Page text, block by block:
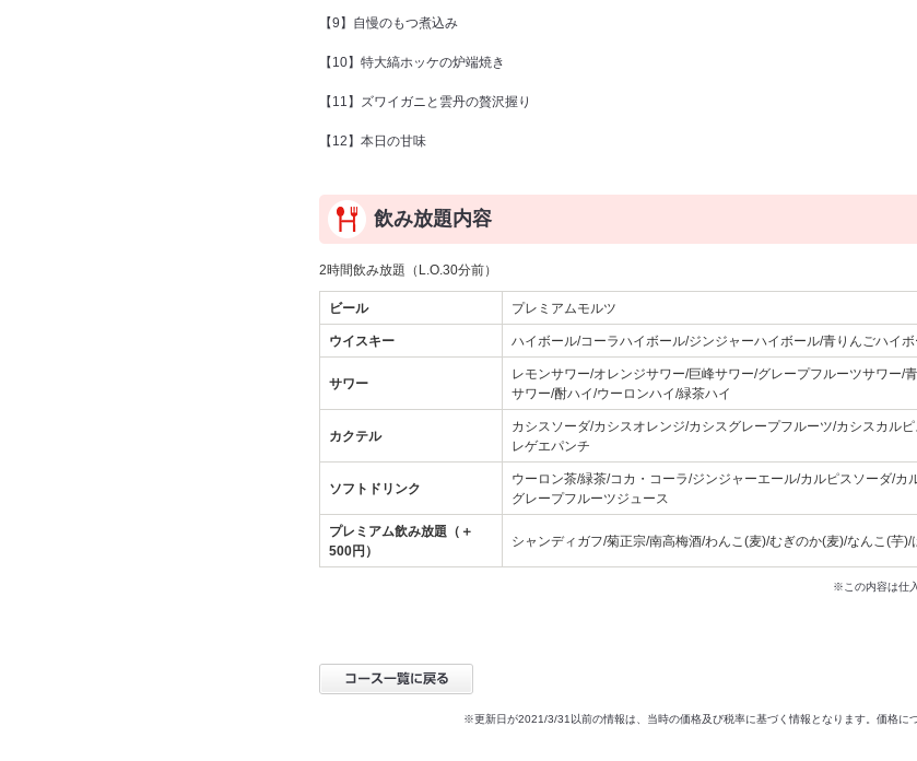
【9】自慢のもつ煮込み
【10】特大縞ホッケの炉端焼き
【11】ズワイガニと雲丹の贅沢握り
【12】本日の甘味
飲み放題内容
2時間飲み放題（L.O.30分前）
ビール プレミアムモルツ
ウイスキー ハイボール/コーラハイボール/ジンジャーハイボール/青りんごハイ
サワー
レモンサワー/オレンジサワー/巨峰サワー/グレープフルーツサワー/
サワー/酎ハイ/ウーロンハイ/緑茶ハイ
カクテル
カシスソーダ/カシスオレンジ/カシスグレープフルーツ/カシスカル
レゲエパンチ
ソフトドリンク
ウーロン茶/緑茶/コカ・コーラ/ジンジャーエール/カルピスソーダ/カ
グレープフルーツジュース
プレミアム飲み放題（＋
500円）
シャンディガフ/菊正宗/南高梅酒/わんこ(麦)/むぎのか(麦)/なんこ(芋)/
※この内容は仕
※更新日が2021/3/31以前の情報は、当時の価格及び税率に基づく情報となります。価格に